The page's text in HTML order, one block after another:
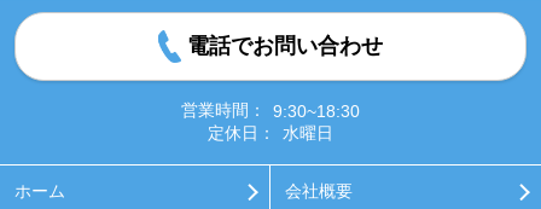
電話でお問い合わせ
営業時間：
9:30~18:30
定休日：
水曜日
ホーム 会社概要